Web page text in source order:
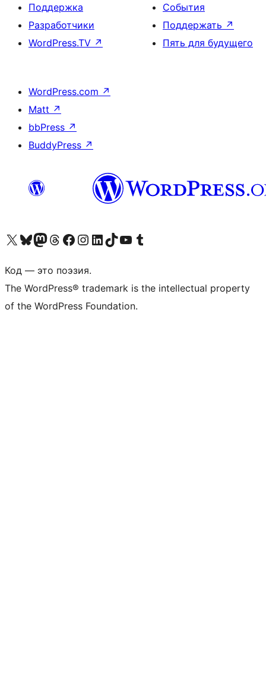
Поддержка
Разработчики
WordPress.TV ↗
События
Поддержать ↗
Пять для будущего
WordPress.com ↗
Matt ↗
bbPress ↗
BuddyPress ↗
Посетите нас в X (ранее Twitter)
Посетите нашу учётную запись в Bluesky
Посетите нашу ленту в Mastodon
Посетите нашу учётную запись в Threads
Посетите нашу страницу на Facebook
Посетите наш Instagram
Посетите нашу страницу в LinkedIn
Посетите нашу учётную запись в TikTok
Посетите наш канал YouTube
Посетите нашу учётную запись в Tumblr
Код — это поэзия.
The WordPress® trademark is the intellectual property
of the WordPress Foundation.